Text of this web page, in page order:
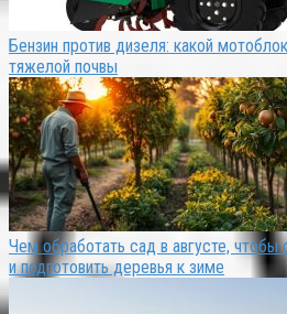
Бензин против дизеля: какой
тяжелой почвы
Чем обработать сад в августе,
и подготовить деревья к зиме